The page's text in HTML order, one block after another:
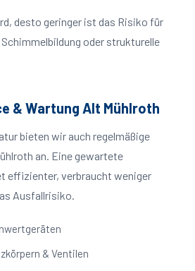
desto geringer ist das Risiko für
oder strukturelle
& Wartung Alt Mühlroth
bieten wir auch regelmäßige
an. Eine gewartete
effizienter, verbraucht weniger
Ausfallrisiko.
& Ventilen